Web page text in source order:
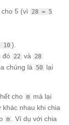
5 (vì
28 = 5
10 ).
đó 22 và 28
chúng là 50 lại
cho m mà lại
khác nhau khi chia
m
. Ví dụ với chia